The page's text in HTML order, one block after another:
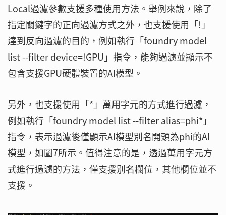
Local過濾參數支援多種使用方法。舉例來說，除了
指定關鍵字的正向過濾方式之外，也支援使用「!」
達到反向過濾的目的，例如執行「foundry model
list --filter device=!GPU」指令，能夠過濾並顯示不
包含支援GPU硬體裝置的AI模型。
另外，也支援使用「*」萬用字元的方式進行過濾，
例如執行「foundry model list --filter alias=phi*」
指令，表示過濾後僅顯示AI模型別名開頭為phi的AI
模型，如圖7所示。值得注意的是，透過萬用字元方
式進行過濾的方法，僅支援別名欄位，其他欄位並不
支援。